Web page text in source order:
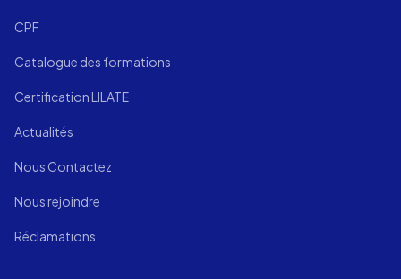
CPF
Catalogue des formations
Certification LILATE
Actualités
Nous Contactez
Nous rejoindre
Réclamations